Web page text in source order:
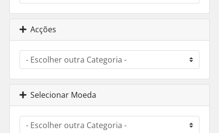
Acções
Selecionar Moeda